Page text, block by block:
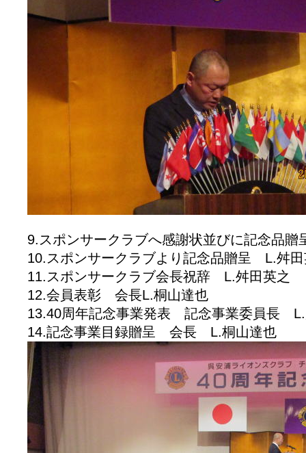
9.スポンサークラブへ感謝状並びに記念品
10.スポンサークラブより記念品贈呈 L.舛
11.スポンサークラブ会長祝辞 L.舛田英之
12.会員表彰 会長L.桐山達也
13.40周年記念事業発表 記念事業委員長 L.
14.記念事業目録贈呈 会長 L.桐山達也